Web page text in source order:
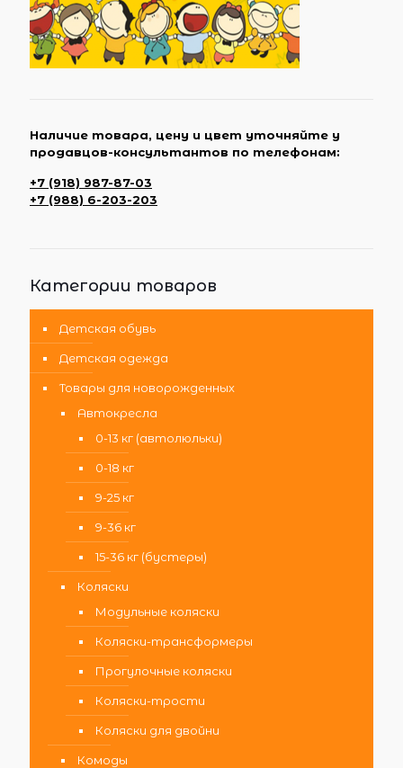
Наличие товара, цену и цвет уточняйте у
продавцов-консультантов по телефонам:
+7 (918) 987-87-03
+7 (988) 6-203-203
Категории товаров
Детская обувь
Детская одежда
Товары для новорожденных
Автокресла
0-13 кг (автолюльки)
0-18 кг
9-25 кг
9-36 кг
15-36 кг (бустеры)
Коляски
Модульные коляски
Коляски-трансформеры
Прогулочные коляски
Коляски-трости
Коляски для двойни
Комоды